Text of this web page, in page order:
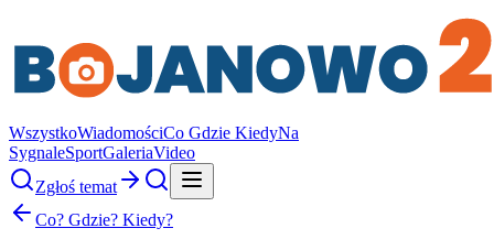
WszystkoWiadomościCo Gdzie KiedyNa
SygnaleSportGaleriaVideo
Zgłoś temat
Co? Gdzie? Kiedy?